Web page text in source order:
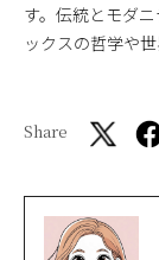
す。伝統とモダ
ックスの哲学や
Share